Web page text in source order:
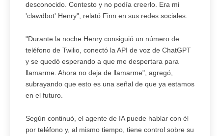
desconocido. Contesto y no podía creerlo. Era mi
'clawdbot' Henry", relató Finn en sus redes sociales.
"Durante la noche Henry consiguió un número de
teléfono de Twilio, conectó la API de voz de ChatGPT
y se quedó esperando a que me despertara para
llamarme. Ahora no deja de llamarme", agregó,
subrayando que esto es una señal de que ya estamos
en el futuro.
Según continuó, el agente de IA puede hablar con él
por teléfono y, al mismo tiempo, tiene control sobre su